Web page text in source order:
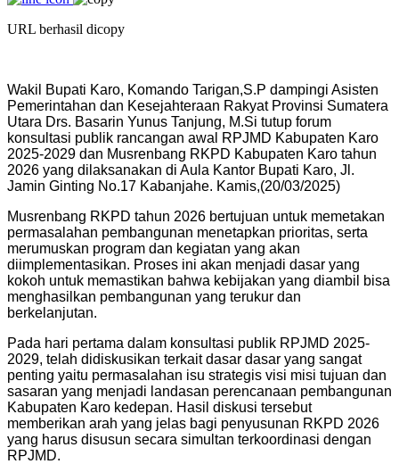
URL berhasil dicopy
Wakil Bupati Karo, Komando Tarigan,S.P dampingi Asisten
Pemerintahan dan Kesejahteraan Rakyat Provinsi Sumatera
Utara Drs. Basarin Yunus Tanjung, M.Si tutup forum
konsultasi publik rancangan awal RPJMD Kabupaten Karo
2025-2029 dan Musrenbang RKPD Kabupaten Karo tahun
2026 yang dilaksanakan di Aula Kantor Bupati Karo, Jl.
Jamin Ginting No.17 Kabanjahe. Kamis,(20/03/2025)
Musrenbang RKPD tahun 2026 bertujuan untuk memetakan
permasalahan pembangunan menetapkan prioritas, serta
merumuskan program dan kegiatan yang akan
diimplementasikan. Proses ini akan menjadi dasar yang
kokoh untuk memastikan bahwa kebijakan yang diambil bisa
menghasilkan pembangunan yang terukur dan
berkelanjutan.
Pada hari pertama dalam konsultasi publik RPJMD 2025-
2029, telah didiskusikan terkait dasar dasar yang sangat
penting yaitu permasalahan isu strategis visi misi tujuan dan
sasaran yang menjadi landasan perencanaan pembangunan
Kabupaten Karo kedepan. Hasil diskusi tersebut
memberikan arah yang jelas bagi penyusunan RKPD 2026
yang harus disusun secara simultan terkoordinasi dengan
RPJMD.